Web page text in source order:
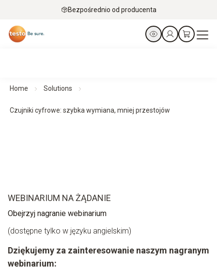
Bezpośrednio od producenta
Home Solutions
Czujniki cyfrowe: szybka wymiana, mniej przestojów
WEBINARIUM NA ŻĄDANIE
Obejrzyj nagranie webinarium
(dostępne tylko w języku angielskim)
Dziękujemy za zainteresowanie naszym nagranym
webinarium: